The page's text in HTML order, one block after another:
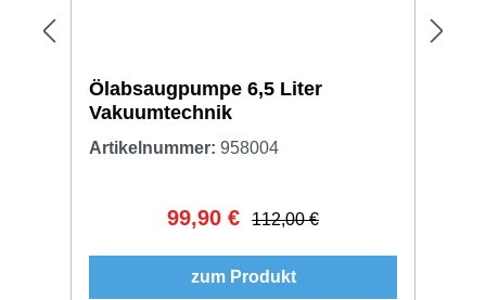
Ölabsaugpumpe 6,5 Liter
Vakuumtechnik
Artikelnummer: 958004
Verkaufspreis:
99,90 € Regulärer Preis:
112,00 €
zum Produkt